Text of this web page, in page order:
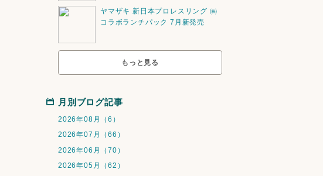
ヤマザキ 新日本プロレスリング ㈱
コラボランチパック 7月新発売
もっと見る
月別ブログ記事
2026年08月（6）
2026年07月（66）
2026年06月（70）
2026年05月（62）